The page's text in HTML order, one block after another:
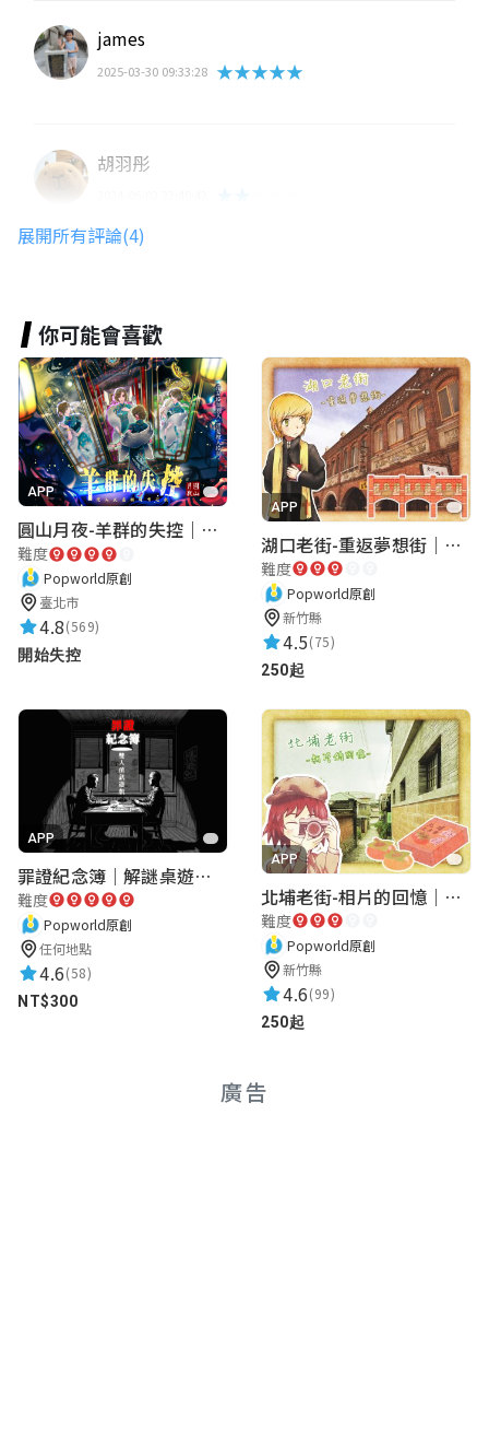
james
2025-03-30 09:33:28 ★★★★★
胡羽彤
最後一關有問題
芫瑄
星滿意足
2024-04-21 21:22:26 ★★★★★
題目設計用心
但第三題答案有錯
最後一題題目有問題
展開所有評論(4)
你可能會喜歡
APP
圓山月夜-羊群的失控｜圓山飯店 ARG實境解謎遊戲
難度
Popworld原創
臺北市
4.8(569)
開始失控
APP
湖口老街-重返夢想街｜新竹老街城市解謎
難度
Popworld原創
新竹縣
4.5(75)
250起
APP
罪證紀念簿｜解謎桌遊｜警匪偵訊｜室內遊戲
難度
Popworld原創
任何地點
4.6(58)
NT$300
APP
北埔老街-相片的回憶｜新竹老街城市解謎
難度
Popworld原創
新竹縣
4.6(99)
250起
廣告